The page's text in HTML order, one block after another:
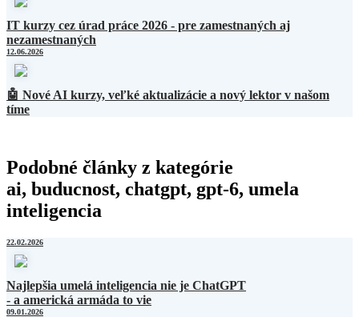
IT kurzy cez úrad práce 2026 - pre zamestnaných aj
nezamestnaných
12.06.2026
🤖 Nové AI kurzy, veľké aktualizácie a nový lektor v našom
tíme
Podobné články z kategórie
ai, buducnost, chatgpt, gpt-6, umela
inteligencia
22.02.2026
Najlepšia umelá inteligencia nie je ChatGPT
- a americká armáda to vie
09.01.2026